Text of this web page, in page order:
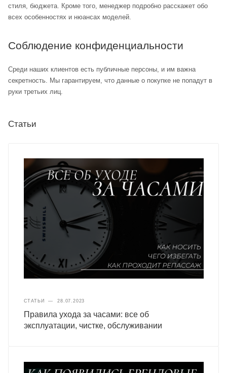
стиля, бюджета. Кроме того, менеджер подробно расскажет обо
всех особенностях и нюансах моделей.
Соблюдение конфиденциальности
Среди наших клиентов есть публичные персоны, и им важна
секретность. Мы гарантируем, что данные о покупке не попадут в
руки третьих лиц.
Статьи
СТАТЬИ — 28.07.2023
Правила ухода за часами: все об
эксплуатации, чистке, обслуживании